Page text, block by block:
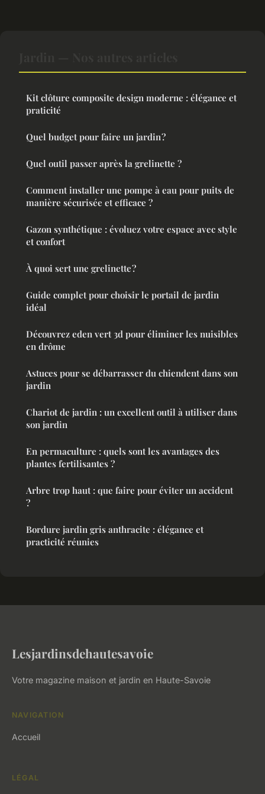
Kit clôture composite design moderne : élégance et
praticité
Quel budget pour faire un jardin ?
Quel outil passer après la grelinette ?
Comment installer une pompe à eau pour puits de
manière sécurisée et efficace ?
Gazon synthétique : évoluez votre espace avec style
et confort
À quoi sert une grelinette ?
Guide complet pour choisir le portail de jardin
idéal
Découvrez eden vert 3d pour éliminer les nuisibles
en drôme
Astuces pour se débarrasser du chiendent dans son
jardin
Chariot de jardin : un excellent outil à utiliser dans
son jardin
En permaculture : quels sont les avantages des
plantes fertilisantes ?
Arbre trop haut : que faire pour éviter un accident
?
Bordure jardin gris anthracite : élégance et
practicité réunies
Lesjardinsdehautesavoie
Votre magazine maison et jardin en Haute-Savoie
NAVIGATION
Accueil
LÉGAL